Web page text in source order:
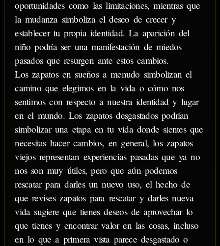
oportunidades como las limitaciones, mientras que
la mudanza simboliza el deseo de crecer y
establecer tu propia identidad. La aparición del
niño podría ser una manifestación de miedos
pasados que resurgen ante estos cambios.
Los zapatos en sueños a menudo simbolizan el
camino que elegimos en la vida o cómo nos
sentimos con respecto a nuestra identidad y lugar
en el mundo. Los zapatos desgastados podrían
simbolizar una etapa en tu vida donde sientes que
necesitas hacer cambios, en general, los zapatos
viejos representan experiencias pasadas que ya no
nos son muy útiles, pero que aún podemos
rescatar para darles un nuevo uso, el hecho de
que revises zapatos para rescatar y darles nueva
vida sugiere que tienes deseos de aprovechar lo
que tienes y encontrar valor en las cosas, incluso
en lo que a primera vista parece desgastado o